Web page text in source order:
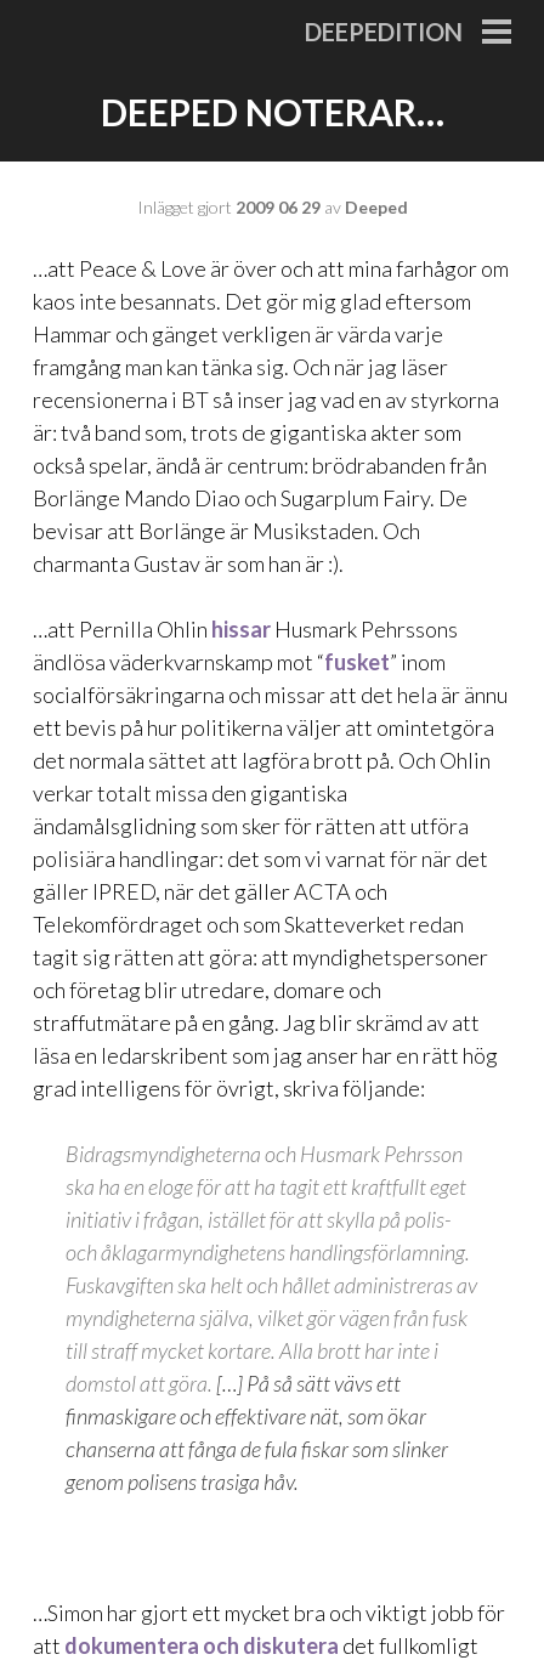
DEEPEDITION
DEEPED NOTERAR…
Inlägget gjort 2009 06 29av Deeped
…att Peace & Love är över och att mina farhågor om
kaos inte besannats. Det gör mig glad eftersom
Hammar och gänget verkligen är värda varje
framgång man kan tänka sig. Och när jag läser
recensionerna i BT så inser jag vad en av styrkorna
är: två band som, trots de gigantiska akter som
också spelar, ändå är centrum: brödrabanden från
Borlänge Mando Diao och Sugarplum Fairy. De
bevisar att Borlänge är Musikstaden. Och
charmanta Gustavär som han är:).
…att Pernilla Ohlin hissar Husmark Pehrssons
ändlösa väderkvarnskamp mot “fusket” inom
socialförsäkringarna och missar att det hela är ännu
ett bevis på hur politikerna väljer att omintetgöra
det normala sättet att lagföra brott på. Och Ohlin
verkar totalt missa den gigantiska
ändamålsglidning som sker för rätten att utföra
polisiära handlingar: det som vi varnat för när det
gäller IPRED, när det gäller ACTA och
Telekomfördraget och som Skatteverket redan
tagit sig rätten att göra: att myndighetspersoner
och företag blir utredare, domare och
straffutmätare på en gång. Jag blir skrämd av att
läsa en ledarskribent som jag anser har en rätt hög
grad intelligens för övrigt, skriva följande:
Bidragsmyndigheterna och Husmark Pehrsson
ska ha en eloge för att ha tagit ett kraftfullt eget
initiativ i frågan, istället för att skylla på polis-
och åklagarmyndighetens handlingsförlamning.
Fuskavgiften ska helt och hållet administreras av
myndigheterna själva, vilket gör vägen från fusk
till straff mycket kortare. Alla brott har inte i
domstol att göra. […] På så sätt vävs ett
finmaskigare och effektivare nät, som ökar
chanserna att fånga de fula fiskar som slinker
genom polisens trasiga håv.
…Simon har gjort ett mycket bra och viktigt jobb för
att dokumentera och diskutera det fullkomligt